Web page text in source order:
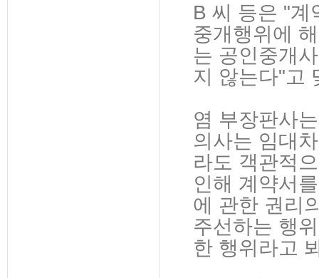
B 씨 등은 "계
중개행위에
는 공인중개
지 않는다"고
염 부장판사
의사는 임대
라도 객관적
인해 계약서
에 관한 권리
주선하는 행
한 행위라고